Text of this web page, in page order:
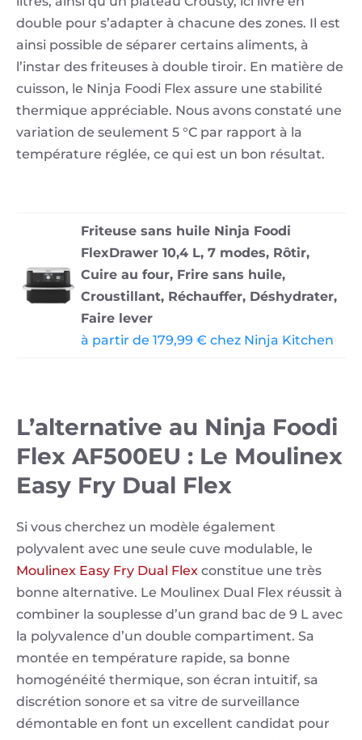
double pour s’adapter à chacune des zones. Il est
ainsi possible de séparer certains aliments, à
l’instar des friteuses à double tiroir. En matière de
cuisson, le Ninja Foodi Flex assure une stabilité
thermique appréciable. Nous avons constaté une
variation de seulement 5 °C par rapport à la
température réglée, ce qui est un bon résultat.
Friteuse sans huile Ninja Foodi
FlexDrawer 10,4 L, 7 modes, Rôtir,
Cuire au four, Frire sans huile,
Croustillant, Réchauffer, Déshydrater,
Faire lever
à partir de 179,99 € chez Ninja Kitchen
L’alternative au Ninja Foodi
Flex AF500EU : Le Moulinex
Easy Fry Dual Flex
Si vous cherchez un modèle également
polyvalent avec une seule cuve modulable, le
Moulinex Easy Fry Dual Flex constitue une très
bonne alternative. Le Moulinex Dual Flex réussit à
combiner la souplesse d’un grand bac de 9 L avec
la polyvalence d’un double compartiment. Sa
montée en température rapide, sa bonne
homogénéité thermique, son écran intuitif, sa
discrétion sonore et sa vitre de surveillance
démontable en font un excellent candidat pour